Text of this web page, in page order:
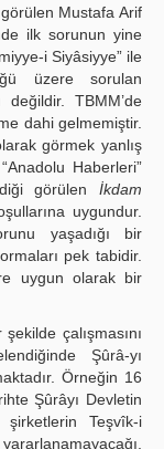
Mustafa Arif
ilk sorunun yine
i Siyâsiyye” ile
üzere sorulan
TBMM’de
dahi gelmemiştir.
görmek yanlış
Haberleri”
görülen İkdam
uygundur.
yaşadığı bir
pek tabidir.
uygun olarak bir
çalışmasını
Şûrâ-yı
Örneğin 16
Şûrâyı Devletin
şirketlerin Teşvîk-i